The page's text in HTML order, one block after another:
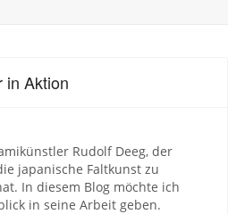
in Aktion
Rudolf Deeg, der
japanische Faltkunst zu
In diesem Blog möchte ich
in seine Arbeit geben.